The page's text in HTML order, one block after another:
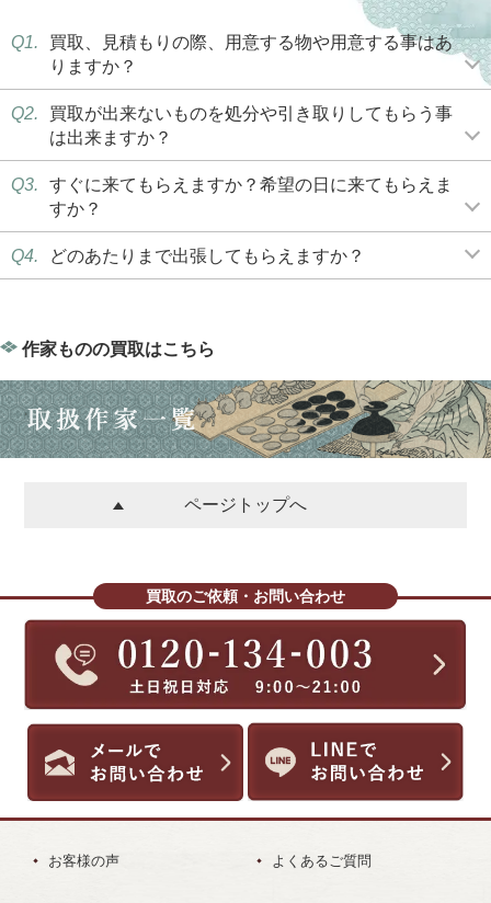
Q1.
買取、見積もりの際、用意する物や用意する事はあ
りますか？
Q2.
買取が出来ないものを処分や引き取りしてもらう事
は出来ますか？
Q3.
すぐに来てもらえますか？希望の日に来てもらえま
すか？
Q4. どのあたりまで出張してもらえますか？
作家ものの買取はこちら
ページトップへ
買取のご依頼・お問い合わせ
お客様の声 よくあるご質問